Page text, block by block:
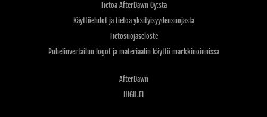
Tietoa AfterDawn Oy:stä
Käyttöehdot ja tietoa yksityisyydensuojasta
Tietosuojaseloste
Puhelinvertailun logot ja materiaalin käyttö markkinoinnissa
AfterDawn
HIGH.FI